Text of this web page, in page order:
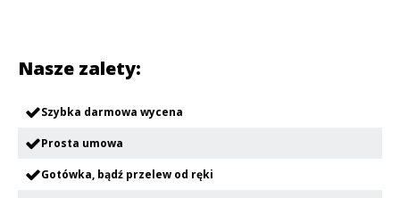
Nasze zalety:
Szybka darmowa wycena
Prosta umowa
Gotówka, bądź przelew od ręki